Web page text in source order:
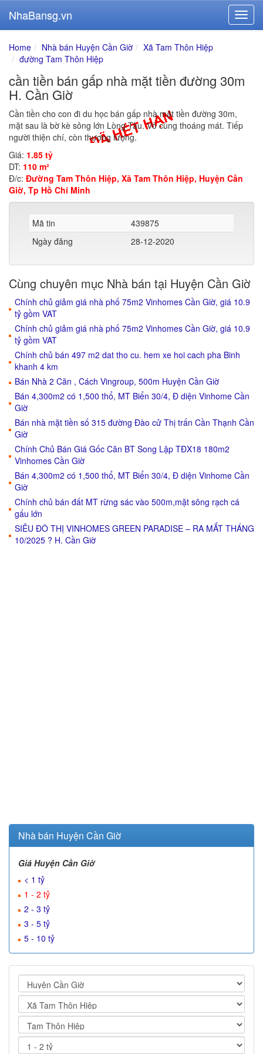
NhaBansg.vn
Home Nhà bán Huyện Cần Giờ
Xã Tam Thôn Hiệp
đường Tam Thôn Hiệp
cần tiền bán gấp nhà mặt tiền đường 30m
H. Cần Giờ
Cần tiền cho con đi du học bán gấp nhà mặt tiền đường 30m,
mặt sau là bờ kè sông lớn Lòng Tàu. Vô cùng thoáng mát. Tiếp
người thiện chí, còn thương lượng.
Giá: 1.85 tỷ
DT: 110 m²
Đ/c: Đường Tam Thôn Hiệp, Xã Tam Thôn Hiệp, Huyện Cần
Giờ, Tp Hồ Chí Minh
Mã tin
439875
Ngày đăng
28-12-2020
Cùng chuyên mục Nhà bán tại Huyện Cần Giờ
Chính chủ giảm giá nhà phố 75m2 Vinhomes Cần Giờ, giá 10.9
tỷ gồm VAT
Chính chủ giảm giá nhà phố 75m2 Vinhomes Cần Giờ, giá 10.9
tỷ gồm VAT
Chính chủ bán 497 m2 dat tho cu. hem xe hoi cach pha Binh
khanh 4 km
Bán Nhà 2 Căn , Cách Vingroup, 500m Huyện Cần Giờ
Bán 4,300m2 có 1,500 thổ, MT Biển 30/4, Đ diện Vinhome Cần
Giờ
Bán nhà mặt tiền số 315 đường Đào cử Thị trấn Cần Thạnh Cần
Giờ
Chính Chủ Bán Giá Gốc Căn BT Song Lập TĐX18 180m2
Vinhomes Cần Giờ
Bán 4,300m2 có 1,500 thổ, MT Biển 30/4, Đ diện Vinhome Cần
Giờ
Chính chủ bán đất MT rừng sác vào 500m,mặt sông rạch cá
gấu lớn
SIÊU ĐÔ THỊ VINHOMES GREEN PARADISE – RA MẮT THÁNG
10/2025 ? H. Cần Giờ
Nhà bán Huyện Cần Giờ
Giá Huyện Cần Giờ
< 1 tỷ
1 - 2 tỷ
2 - 3 tỷ
3 - 5 tỷ
5 - 10 tỷ